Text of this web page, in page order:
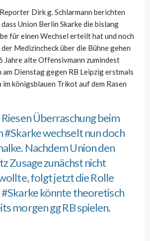
Dirk g. Schlarmann berichten
Union Berlin Skarke die bislang
für einen Wechsel erteilt hat und noch
Medizincheck über die Bühne gehen
Jahre alte Offensivmann zumindest
Dienstag gegen RB Leipzig erstmals
im königsblauen Trikot auf dem Rasen
Überraschung beim
#Skarkewechselt nun doch
Nachdem Union den
Zusage zunächst nicht
folgt jetzt die Rolle
#Skarkekönnte theoretisch
morgen gg RB spielen.